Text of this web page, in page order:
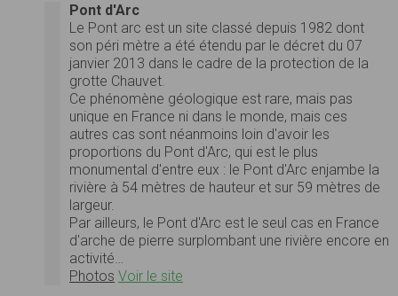
Pont d'Arc
Le Pont arc est un site classé depuis 1982 dont
son péri mètre a été étendu par le décret du 07
janvier 2013 dans le cadre de la protection de la
grotte Chauvet.
Ce phénomène géologique est rare, mais pas
unique en France ni dans le monde, mais ces
autres cas sont néanmoins loin d'avoir les
proportions du Pont d'Arc, qui est le plus
monumental d'entre eux : le Pont d'Arc enjambe la
rivière à 54 mètres de hauteur et sur 59 mètres de
largeur.
Par ailleurs, le Pont d'Arc est le seul cas en France
d'arche de pierre surplombant une rivière encore en
activité…
Photos Voir le site